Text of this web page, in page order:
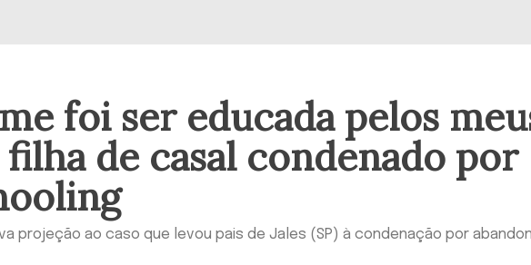
foi ser educada pelos
filha de casal condenado por
projeção ao caso que levou pais de Jales (SP) à condenação por